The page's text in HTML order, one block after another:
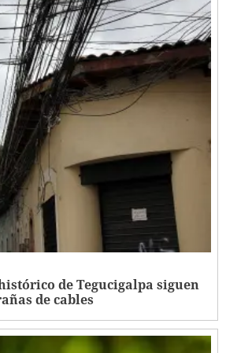
de Tegucigalpa siguen
de cables